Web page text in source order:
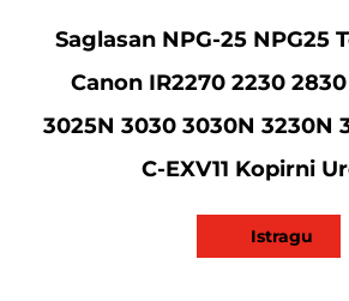
Saglasan NPG-25 NPG25
Canon IR2270 2230
3025N 3030 3030N 3230N
C-EXV11 Kopirni
Istragu